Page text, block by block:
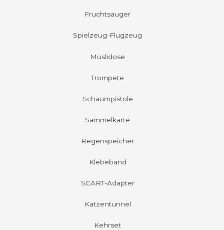
Fruchtsauger
Spielzeug-Flugzeug
Müslidose
Trompete
Schaumpistole
Sammelkarte
Regenspeicher
Klebeband
SCART-Adapter
Katzentunnel
Kehrset